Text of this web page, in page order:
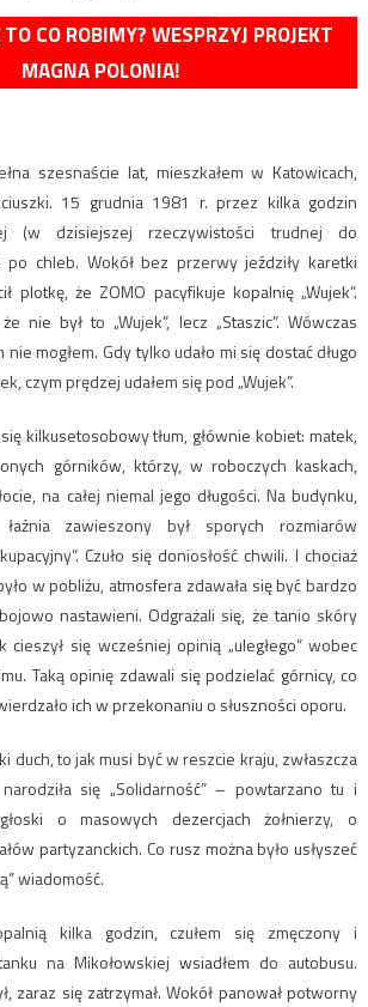
CO ROBIMY? WESPRZYJ PROJEKT
MAGNA POLONIA!
szesnaście lat, mieszkałem w Katowicach,
15 grudnia 1981 r. przez kilka godzin
(w dzisiejszej rzeczywistości trudnej do
po chleb. Wokół bez przerwy jeździły karetki
plotkę, że ZOMO pacyfikuje kopalnię „Wujek”.
nie był to „Wujek”, lecz „Staszic”. Wówczas
mogłem. Gdy tylko udało mi się dostać długo
czym prędzej udałem się pod „Wujek”.
kilkusetosobowy tłum, głównie kobiet: matek,
górników, którzy, w roboczych kaskach,
na całej niemal jego długości. Na budynku,
zawieszony był sporych rozmiarów
Czuło się doniosłość chwili. I chociaż
w pobliżu, atmosfera zdawała się być bardzo
nastawieni. Odgrażali się, że tanio skóry
cieszył się wcześniej opinią „uległego” wobec
Taką opinię zdawali się podzielać górnicy, co
ich w przekonaniu o słuszności oporu.
duch, to jak musi być w reszcie kraju, zwłaszcza
się „Solidarność” – powtarzano tu i
o masowych dezercjach żołnierzy, o
partyzanckich. Co rusz można było usłyszeć
wiadomość.
kilka godzin, czułem się zmęczony i
na Mikołowskiej wsiadłem do autobusu.
zaraz się zatrzymał. Wokół panował potworny